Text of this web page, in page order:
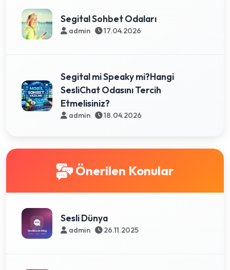
Segital Sohbet Odaları
admin 17.04.2026
Segital mi Speaky mi?Hangi
SesliChat Odasını Tercih
Etmelisiniz?
admin 18.04.2026
Önerilen Konular
Sesli Dünya
admin 26.11.2025